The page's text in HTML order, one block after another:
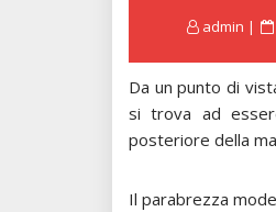
admin
Da un punto di
si trova ad
posteriore della
Il parabrezza